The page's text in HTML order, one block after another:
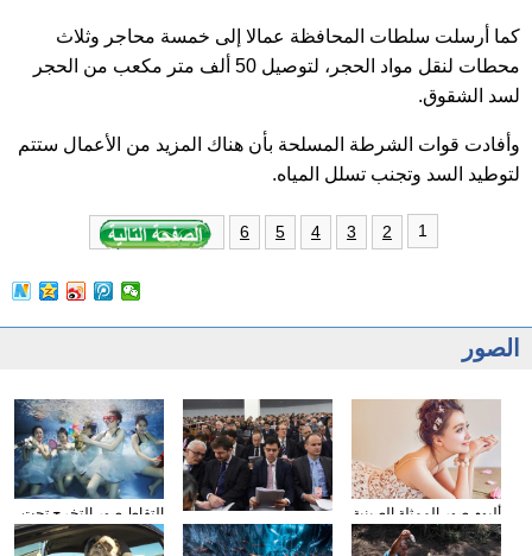
كما أرسلت سلطات المحافظة عمالا إلى خمسة محاجر وثلاث
محطات لنقل مواد الحجر، لتوصيل 50 ألف متر مكعب من الحجر
لسد الشقوق.
وأفادت قوات الشرطة المسلحة بأن هناك المزيد من الأعمال ستتم
لتوطيد السد وتجنب تسلل المياه.
1
2
3
4
5
6
الصور
التقاط صور التخرج تحت
المياه
وسائل الإعلام الأجنبية
تولي اهتمامها بتقرير عمل
ألبوم صور الممثلة الصينية
سون تشيان